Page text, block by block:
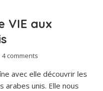
VIE aux
4 comments
avec elle découvrir les
arabes unis. Elle nous